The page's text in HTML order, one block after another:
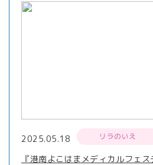
2025.05.18 リラのいえ
『港南よこはまメディカルフェ